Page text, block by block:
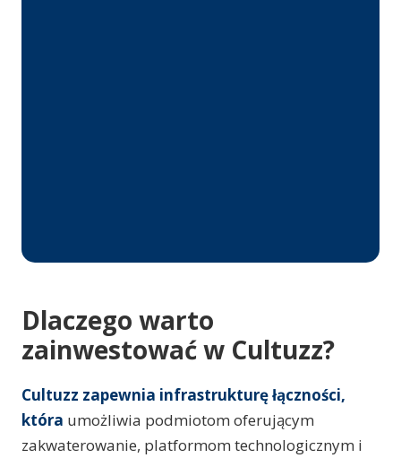
Dlaczego warto
zainwestować w Cultuzz?
Cultuzz zapewnia infrastrukturę łączności,
która umożliwia podmiotom oferującym
zakwaterowanie, platformom technologicznym i